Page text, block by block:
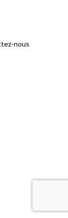
nous